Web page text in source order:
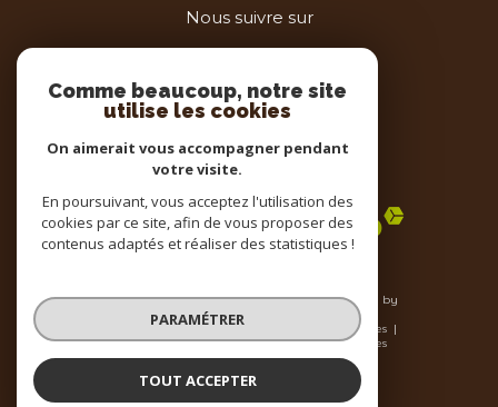
Nous suivre sur
Adhérents
© 2026 | Tous droits réservés | Traduction powered by
Google |
Nos honoraires
Plan du site
Mentions légales
Admin
Nos liens Politique RGPD Cookies
Comme beaucoup, notre site
utilise les cookies
On aimerait vous accompagner pendant
votre visite.
En poursuivant, vous acceptez l'utilisation des
cookies par ce site, afin de vous proposer des
contenus adaptés et réaliser des statistiques !
PARAMÉTRER
TOUT ACCEPTER